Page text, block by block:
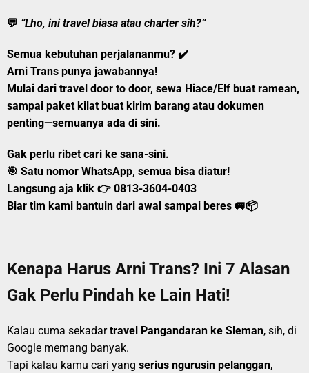
💬 “Lho, ini travel biasa atau charter sih?”
Semua kebutuhan perjalananmu? ✔️
Arni Trans punya jawabannya!
Mulai dari travel door to door, sewa Hiace/Elf buat ramean,
sampai paket kilat buat kirim barang atau dokumen
penting—semuanya ada di sini.
Gak perlu ribet cari ke sana-sini.
🎯 Satu nomor WhatsApp, semua bisa diatur!
Langsung aja klik 👉 0813-3604-0403
Biar tim kami bantuin dari awal sampai beres 🚐📦
Kenapa Harus Arni Trans? Ini 7 Alasan
Gak Perlu Pindah ke Lain Hati!
Kalau cuma sekadartravel Pangandaran ke Sleman, sih, di
Google memang banyak.
Tapi kalau kamu cari yang serius ngurusin pelanggan,